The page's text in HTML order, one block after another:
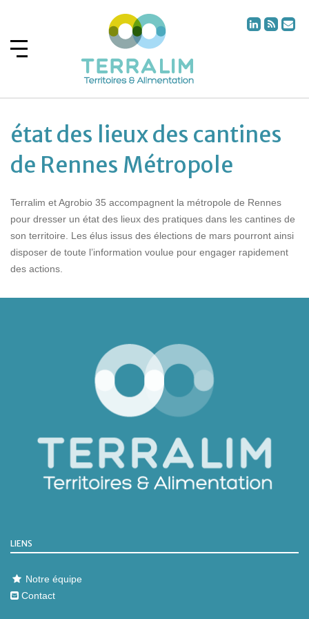
état des lieux des cantines
de Rennes Métropole
Terralim et Agrobio 35 accompagnent la métropole de Rennes
pour dresser un état des lieux des pratiques dans les cantines de
son territoire. Les élus issus des élections de mars pourront ainsi
disposer de toute l’information voulue pour engager rapidement
des actions.
LIENS
Notre équipe
Contact